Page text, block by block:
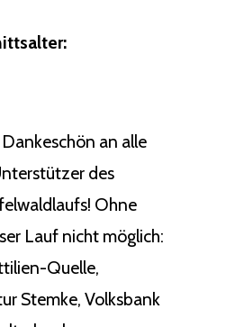
an alle
des
Ohne
Lauf nicht möglich:
Quelle,
Stemke, Volksbank